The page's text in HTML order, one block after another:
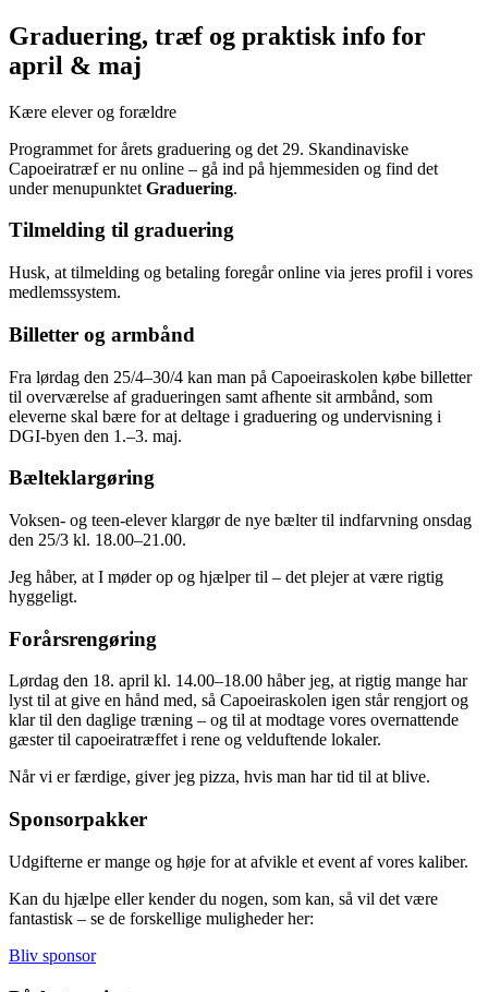
Graduering, træf og praktisk info for
april & maj
Kære elever og forældre
Programmet for årets graduering og det 29. Skandinaviske
Capoeiratræf er nu online – gå ind på hjemmesiden og find det
under menupunktet Graduering.
Tilmelding til graduering
Husk, at tilmelding og betaling foregår online via jeres profil i vores
medlemssystem.
Billetter og armbånd
Fra lørdag den 25/4–30/4 kan man på Capoeiraskolen købe billetter
til overværelse af gradueringen samt afhente sit armbånd, som
eleverne skal bære for at deltage i graduering og undervisning i
DGI-byen den 1.–3. maj.
Bælteklargøring
Voksen- og teen-elever klargør de nye bælter til indfarvning onsdag
den 25/3 kl. 18.00–21.00.
Jeg håber, at I møder op og hjælper til – det plejer at være rigtig
hyggeligt.
Forårsrengøring
Lørdag den 18. april kl. 14.00–18.00 håber jeg, at rigtig mange har
lyst til at give en hånd med, så Capoeiraskolen igen står rengjort og
klar til den daglige træning – og til at modtage vores overnattende
gæster til capoeiratræffet i rene og velduftende lokaler.
Når vi er færdige, giver jeg pizza, hvis man har tid til at blive.
Sponsorpakker
Udgifterne er mange og høje for at afvikle et event af vores kaliber.
Kan du hjælpe eller kender du nogen, som kan, så vil det være
fantastisk – se de forskellige muligheder her:
Bliv sponsor